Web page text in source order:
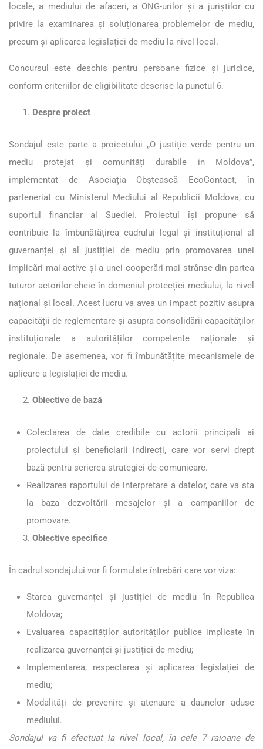
locale, a mediului de afaceri, a ONG-urilor și a juriștilor cu
privire la examinarea și soluționarea problemelor de mediu,
precum și aplicarea legislației de mediu la nivel local.
Concursul este deschis pentru persoane fizice și juridice,
conform criteriilor de eligibilitate descrise la punctul 6.
Despre proiect
Sondajul este parte a proiectului „O justiție verde pentru un
mediu protejat și comunități durabile în Moldova”,
implementat de Asociația Obștească EcoContact, în
parteneriat cu Ministerul Mediului al Republicii Moldova, cu
suportul financiar al Suediei. Proiectul își propune să
contribuie la îmbunătățirea cadrului legal și instituțional al
guvernanței și al justiției de mediu prin promovarea unei
implicări mai active și a unei cooperări mai strânse din partea
tuturor actorilor-cheie în domeniul protecției mediului, la nivel
național și local. Acest lucru va avea un impact pozitiv asupra
capacității de reglementare și asupra consolidării capacităților
instituționale a autorităților competente naționale și
regionale. De asemenea, vor fi îmbunătățite mecanismele de
aplicare a legislației de mediu.
Obiective de bază
Colectarea de date credibile cu actorii principali ai
proiectului și beneficiarii indirecți, care vor servi drept
bază pentru scrierea strategiei de comunicare.
Realizarea raportului de interpretare a datelor, care va sta
la baza dezvoltării mesajelor și a campaniilor de
promovare.
Obiective specifice
În cadrul sondajului vor fi formulate întrebări care vor viza:
Starea guvernanței și justiției de mediu în Republica
Moldova;
Evaluarea capacităților autorităților publice implicate în
realizarea guvernanței și justiției de mediu;
Implementarea, respectarea și aplicarea legislației de
mediu;
Modalități de prevenire și atenuare a daunelor aduse
mediului.
Sondajul va fi efectuat la nivel local, în cele 7 raioane de